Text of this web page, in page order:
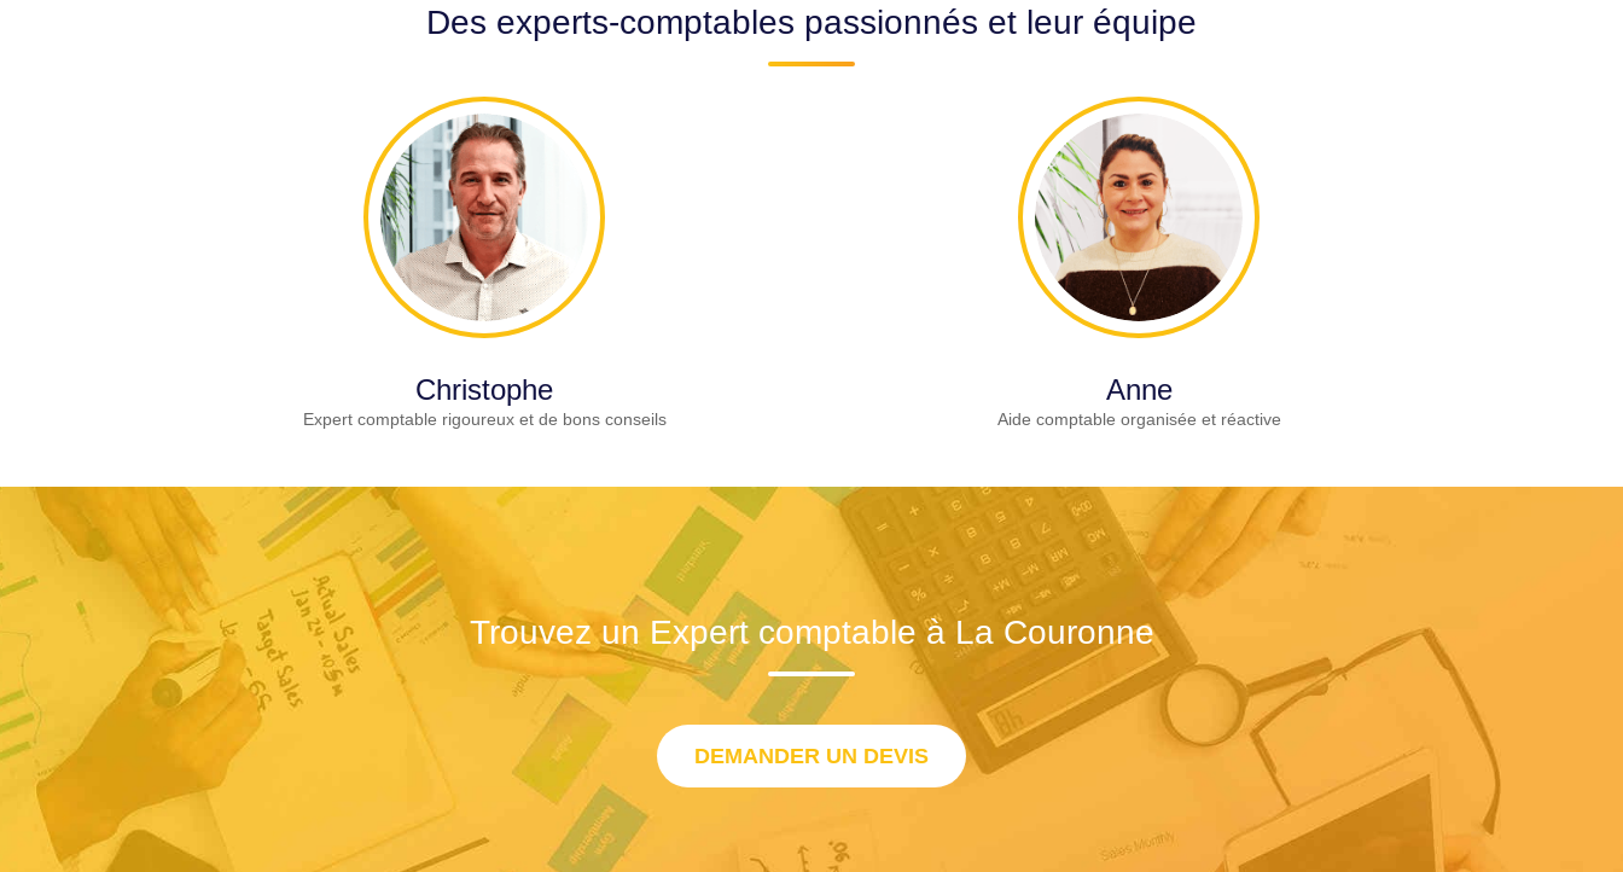
Des experts-comptables passionnés et leur équipe
Christophe
Expert comptable rigoureux et de bons conseils
Anne
Aide comptable organisée et réactive
Trouvez un Expert comptable à La Couronne
DEMANDER UN DEVIS